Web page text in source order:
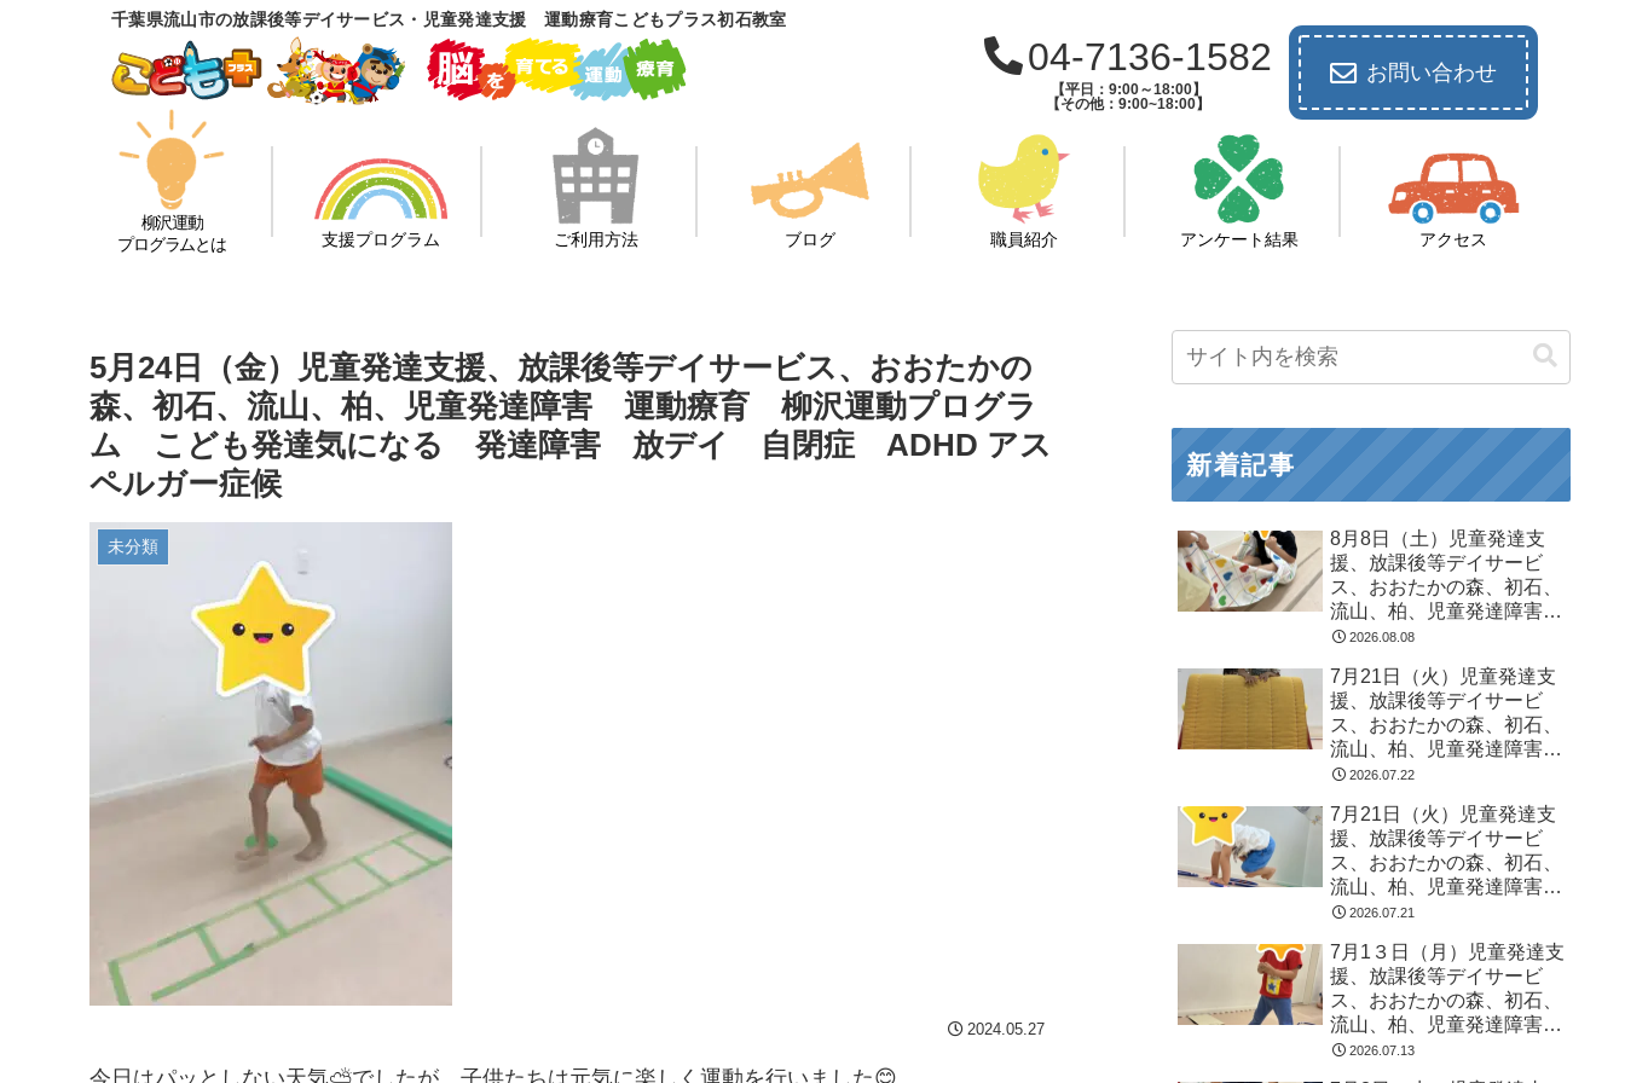
千葉県流山市の放課後等デイサービス・児童発達支援 運動療育こどもプラス初石教室
04-7136-1582
【平日：9:00～18:00】
【その他：9:00~18:00】
お問い合わせ
柳沢運動
プログラムとは
支援プログラム ご利用方法 ブログ 職員紹介 アンケート結果 アクセス
5月24日（金）児童発達支援、放課後等デイサービス、おおたかの
森、初石、流山、柏、児童発達障害 運動療育 柳沢運動プログラ
ム こども発達気になる 発達障害 放デイ 自閉症 ADHD アス
ペルガー症候
未分類
2024.05.27
今日はパッとしない天気⛅でしたが、子供たちは元気に楽しく運動を行いました😊
新着記事
8月8日（土）児童発達支
援、放課後等デイサービ
ス、おおたかの森、初石、
流山、柏、児童発達障害
運動療育 柳沢運動プログ
る 発達障害 放デイ 自
閉症 ADHD アスペルガ
ー症候
2026.08.08
7月21日（火）児童発達支
援、放課後等デイサービ
ス、おおたかの森、初石、
流山、柏、児童発達障害
運動療育 柳沢運動プログ
る 発達障害 放デイ 自
閉症 ADHD アスペルガ
ー症候
2026.07.22
7月21日（火）児童発達支
援、放課後等デイサービ
ス、おおたかの森、初石、
流山、柏、児童発達障害
運動療育 柳沢運動プログ
る 発達障害 放デイ 自
閉症 ADHD アスペルガ
ー症候
2026.07.21
7月1３日（月）児童発達支
援、放課後等デイサービ
ス、おおたかの森、初石、
流山、柏、児童発達障害
運動療育 柳沢運動プログ
2026.07.13